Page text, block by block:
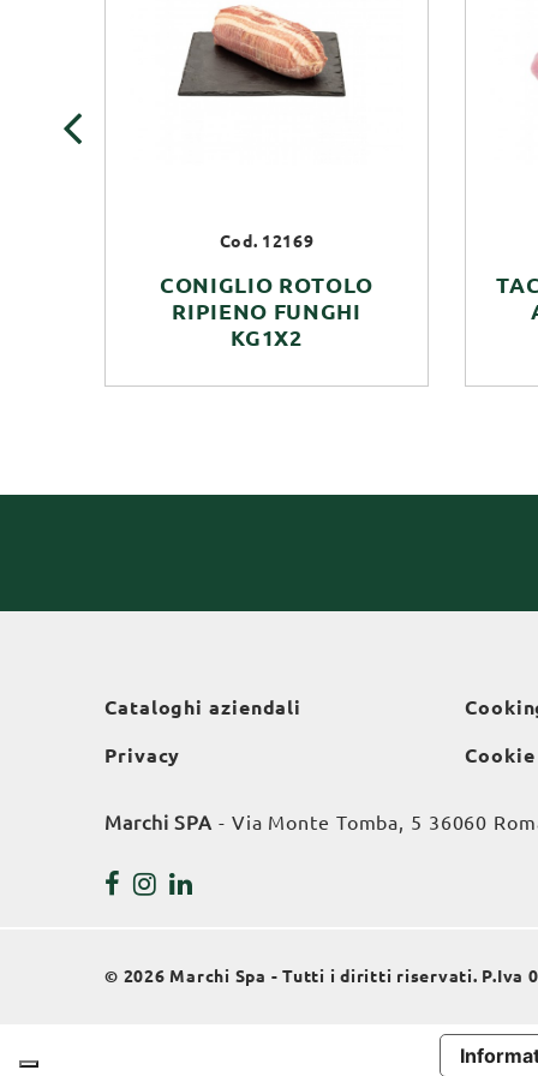
Cod. 12169
CONIGLIO ROTOLO
RIPIENO FUNGHI
KG1X2
Cataloghi aziendali
Privacy
Marchi SPA - Via Monte Tomba, 5 36060
© 2026 Marchi Spa - Tutti i diritti riservati. P.Iva